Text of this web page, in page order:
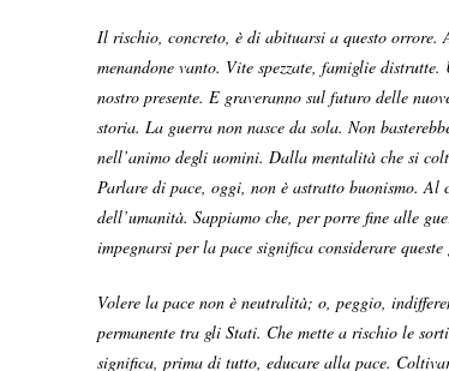
Il rischio, concreto, è di abituarsi a questo orrore.
menandone vanto. Vite spezzate, famiglie
nostro presente. E graveranno sul futuro delle
storia. La guerra non nasce da sola. Non
nell’animo degli uomini. Dalla mentalità che si
Parlare di pace, oggi, non è astratto buonismo. Al
dell’umanità. Sappiamo che, per porre fine alle
impegnarsi per la pace significa considerare
Volere la pace non è neutralità; o, peggio,
permanente tra gli Stati. Che mette a rischio le
significa, prima di tutto, educare alla pace.